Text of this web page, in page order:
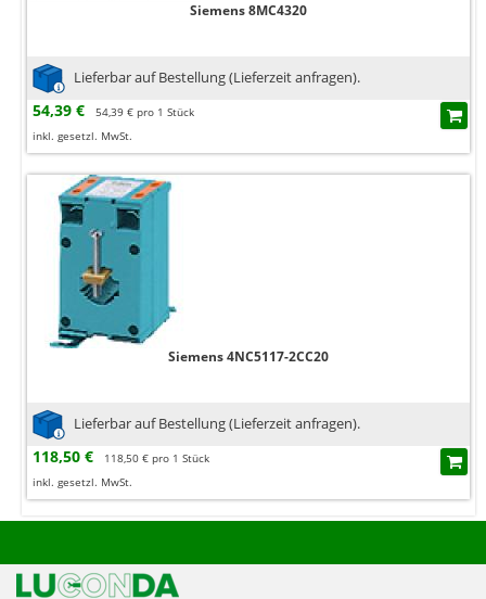
Siemens 8MC4320
Lieferbar auf Bestellung (Lieferzeit anfragen).
54,39 €
54,39 € pro 1 Stück
inkl. gesetzl. MwSt.
Siemens 4NC5117-2CC20
Lieferbar auf Bestellung (Lieferzeit anfragen).
118,50 €
118,50 € pro 1 Stück
inkl. gesetzl. MwSt.